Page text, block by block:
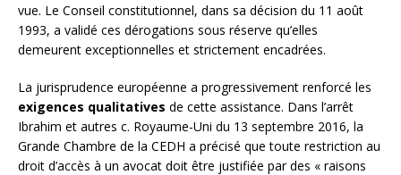
vue. Le Conseil constitutionnel, dans sa décision du 11 août
1993, a validé ces dérogations sous réserve qu’elles
demeurent exceptionnelles et strictement encadrées.
La jurisprudence européenne a progressivement renforcé les
exigences qualitatives de cette assistance. Dans l’arrêt
Ibrahim et autres c. Royaume-Uni du 13 septembre 2016, la
Grande Chambre de la CEDH a précisé que toute restriction au
droit d’accès à un avocat doit être justifiée par des « raisons